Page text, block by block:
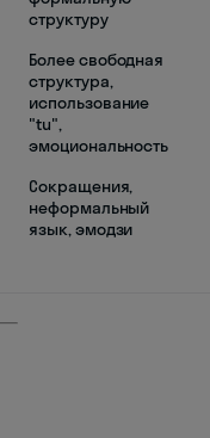
структуру
Более свободная
структура,
использование
"tu",
эмоциональность
Сокращения,
неформальный
язык, эмодзи